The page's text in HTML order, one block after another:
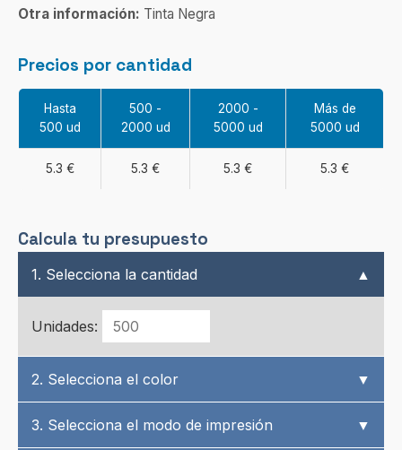
Otra información: Tinta Negra
Precios por cantidad
Hasta
500 ud
500 -
2000 ud
2000 -
5000 ud
Más de
5000 ud
5.3 € 5.3 € 5.3 € 5.3 €
Calcula tu presupuesto
1. Selecciona la cantidad ▲
Unidades:
2. Selecciona el color ▼
3. Selecciona el modo de impresión ▼